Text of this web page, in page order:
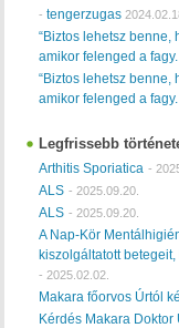
-tengerzugas
“Biztos lehetsz benne,
amikor felenged a fagy.
“Biztos lehetsz benne,
amikor felenged a fagy.
Legfrissebb
Arthitis Sporiatica -
ALS - 2025.09.20.
ALS - 2025.09.20.
A Nap-Kör
kiszolgáltatott
- 2025.02.02.
Makara főorvos Úrtól
Kérdés Makara Doktor